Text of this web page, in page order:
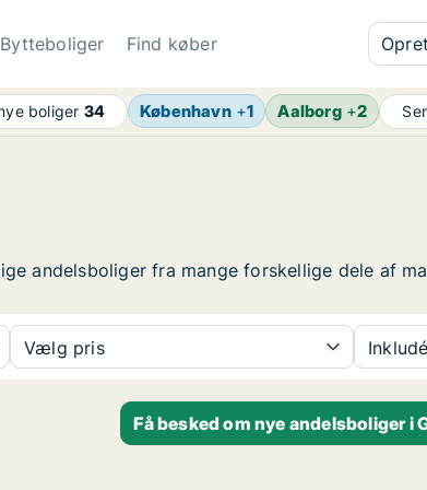
Bytteboliger Find køber Opret
boliger 34 København+1 Aalborg+2
andelsboliger fra mange forskellige dele af
Vælg pris
Få besked om nye andelsboliger i